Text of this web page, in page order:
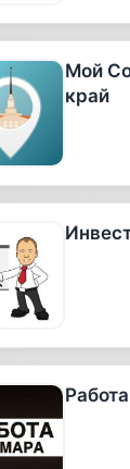
Мой
край